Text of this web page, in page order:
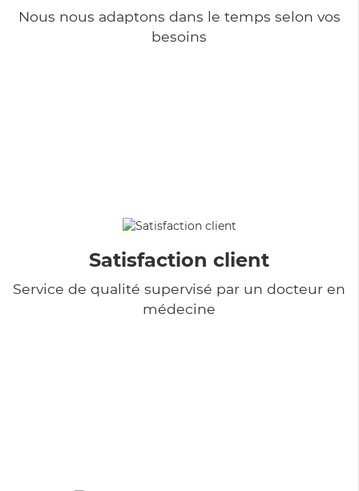
Nous nous adaptons dans le temps selon vos
besoins
Satisfaction client
Service de qualité supervisé par un docteur en
médecine